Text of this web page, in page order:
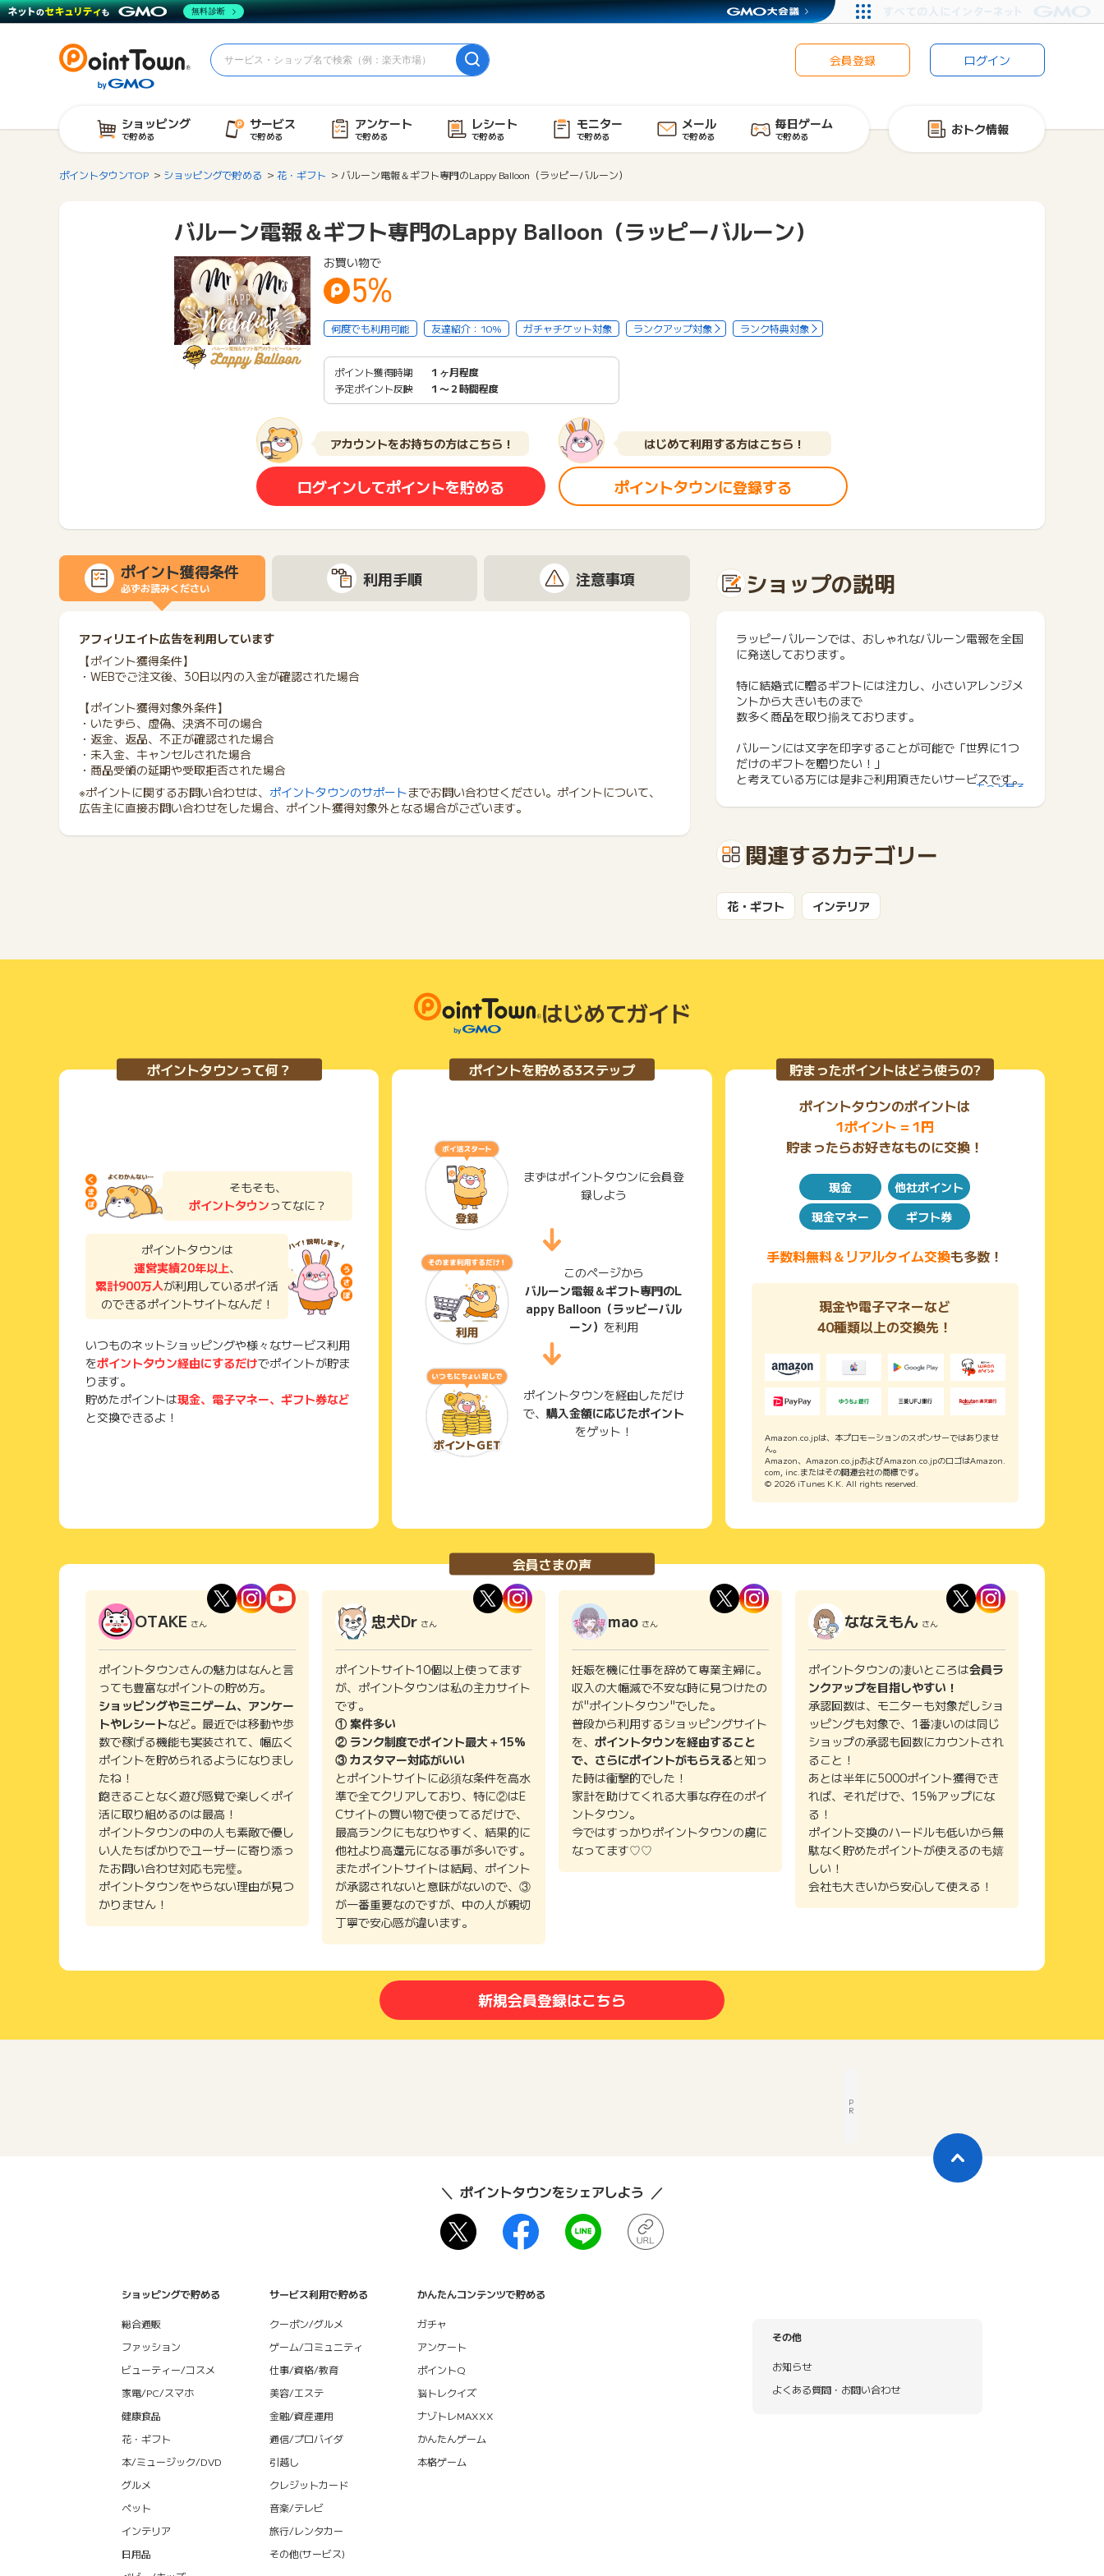
会員登録 ログイン
ショッピング
で貯める
サービス
で貯める
アンケート
で貯める
レシート
で貯める
モニター
で貯める
メール
で貯める
毎日ゲーム
で貯める おトク情報
ポイントタウンTOP ショッピングで貯める 花・ギフト バルーン電報＆ギフト専門のLappy Balloon（ラッピーバルーン）
バルーン電報＆ギフト専門のLappy Balloon（ラッピーバルーン）
お買い物で
5%
何度でも利用可能 友達紹介：10% ガチャチケット対象 ランクアップ対象 ランク特典対象
ポイント獲得時期
１ヶ月程度
予定ポイント反映
１〜２時間程度
アカウントをお持ちの方はこちら！
ログインしてポイントを貯める
はじめて利用する方はこちら！
ポイントタウンに登録する
ポイント獲得条件
必ずお読みください 利用手順 注意事項
アフィリエイト広告を利用しています
【ポイント獲得条件】
・WEBでご注文後、30日以内の入金が確認された場合
【ポイント獲得対象外条件】
・いたずら、虚偽、決済不可の場合
・返金、返品、不正が確認された場合
・未入金、キャンセルされた場合
・商品受領の延期や受取拒否された場合
※ポイントに関するお問い合わせは、 ポイントタウンのサポートまでお問い合わせください。ポイントについて、
広告主に直接お問い合わせをした場合、ポイント獲得対象外となる場合がございます。
ショップの説明
ラッピーバルーンでは、おしゃれなバルーン電報を全国
に発送しております。
特に結婚式に贈るギフトには注力し、小さいアレンジメ
ントから大きいものまで
数多く商品を取り揃えております。
バルーンには文字を印字することが可能で「世界に1つ
だけのギフトを贈りたい！」
と考えている方には是非ご利用頂きたいサービスです。
もっと見る
関連するカテゴリー
花・ギフト インテリア
はじめてガイド
ポイントタウンって何？
そもそも、
ポイントタウンってなに？
ポイントタウンは
運営実績20年以上、
累計900万人が利用しているポイ活
のできるポイントサイトなんだ！
いつものネットショッピングや様々なサービス利用
をポイントタウン経由にするだけでポイントが貯ま
ります。
貯めたポイントは現金、電子マネー、ギフト券など
と交換できるよ！
ポイントを貯める3ステップ
まずはポイントタウンに会員登
録しよう
このページから
バルーン電報＆ギフト専門のL
appy Balloon（ラッピーバル
ーン） を利用
ポイントタウンを経由しただけ
で、 購入金額に応じたポイント
をゲット！
貯まったポイントはどう使うの?
ポイントタウンのポイントは
1ポイント = 1円
貯まったらお好きなものに交換！
現金
他社ポイント
現金マネー
ギフト券
手数料無料＆リアルタイム交換も多数！
現金や電子マネーなど
40種類以上の交換先！
Amazon.co.jpは、本プロモーションのスポンサーではありませ
ん。
Amazon、Amazon.co.jpおよびAmazon.co.jpのロゴはAmazon.
com, inc.またはその関連会社の商標です。
© 2026 iTunes K.K. All rights reserved.
会員さまの声
OTAKE さん
ポイントタウンさんの魅力はなんと言
っても豊富なポイントの貯め方。
ショッピングやミニゲーム、アンケー
トやレシートなど。最近では移動や歩
数で稼げる機能も実装されて、幅広く
ポイントを貯められるようになりまし
たね！
飽きることなく遊び感覚で楽しくポイ
活に取り組めるのは最高！
ポイントタウンの中の人も素敵で優し
い人たちばかりでユーザーに寄り添っ
たお問い合わせ対応も完璧。
ポイントタウンをやらない理由が見つ
かりません！
忠犬Dr さん
ポイントサイト10個以上使ってます
が、ポイントタウンは私の主力サイト
です。
① 案件多い
② ランク制度でポイント最大＋15%
③ カスタマー対応がいい
とポイントサイトに必須な条件を高水
準で全てクリアしており、特に②はE
Cサイトの買い物で使ってるだけで、
最高ランクにもなりやすく、結果的に
他社より高還元になる事が多いです。
またポイントサイトは結局、ポイント
が承認されないと意味がないので、③
が一番重要なのですが、中の人が親切
丁寧で安心感が違います。
mao さん
妊娠を機に仕事を辞めて専業主婦に。
収入の大幅減で不安な時に見つけたの
が"ポイントタウン"でした。
普段から利用するショッピングサイト
を、 ポイントタウンを経由すること
で、さらにポイントがもらえると知っ
た時は衝撃的でした！
家計を助けてくれる大事な存在のポイ
ントタウン。
今ではすっかりポイントタウンの虜に
なってます♡♡
ななえもん さん
ポイントタウンの凄いところは会員ラ
ンクアップを目指しやすい！
承認回数は、モニターも対象だしショ
ッピングも対象で、1番凄いのは同じ
ショップの承認も回数にカウントされ
ること！
あとは半年に5000ポイント獲得でき
れば、それだけで、15%アップにな
る！
ポイント交換のハードルも低いから無
駄なく貯めたポイントが使えるのも嬉
しい！
会社も大きいから安心して使える！
新規会員登録はこちら
P
R
ポイントタウンをシェアしよう
ショッピングで貯める
総合通販
ファッション
ビューティー/コスメ
家電/PC/スマホ
健康食品
花・ギフト
本/ミュージック/DVD
グルメ
ペット
インテリア
日用品
サービス利用で貯める
クーポン/グルメ
ゲーム/コミュニティ
仕事/資格/教育
美容/エステ
金融/資産運用
通信/プロバイダ
引越し
クレジットカード
音楽/テレビ
旅行/レンタカー
その他(サービス)
かんたんコンテンツで貯める
ガチャ
アンケート
ポイントQ
脳トレクイズ
ナゾトレMAXXX
かんたんゲーム
本格ゲーム
その他
お知らせ
よくある質問・お問い合わせ
無料診断